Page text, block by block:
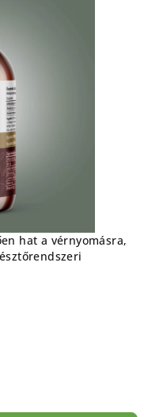
hat a vérnyomásra,